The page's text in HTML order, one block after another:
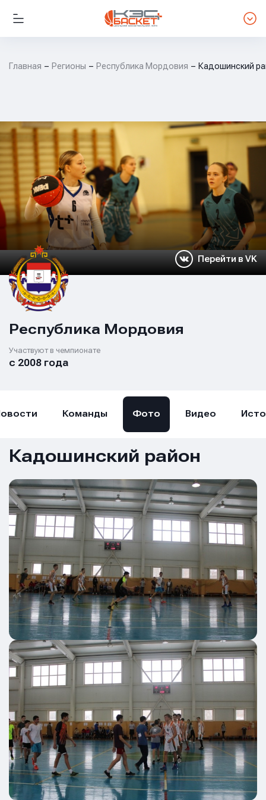
Главная Регионы Республика Мордовия Кадошинский
Перейти в VK
Республика Мордовия
Участвуют в чемпионате
с 2008 года
Команды Фото Видео
Кадошинский район